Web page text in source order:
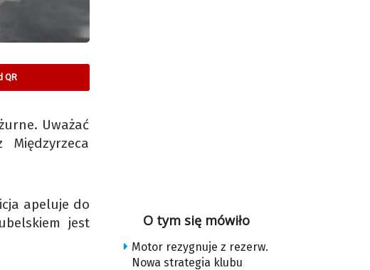
QR
Uważać
apeluje do
jest
O tym się mówiło
Motor rezygnuje z rezerw.
Nowa strategia klubu